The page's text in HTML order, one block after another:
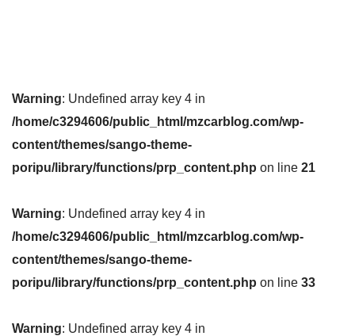
Warning: Undefined array key 4 in
/home/c3294606/public_html/mzcarblog.com/wp-
content/themes/sango-theme-
poripu/library/functions/prp_content.php on line 21
Warning: Undefined array key 4 in
/home/c3294606/public_html/mzcarblog.com/wp-
content/themes/sango-theme-
poripu/library/functions/prp_content.php on line 33
Warning: Undefined array key 4 in